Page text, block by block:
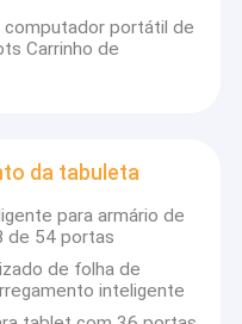
tabuleta
portátil de
Carrinho de
da tabuleta
para armário de
de 54 portas
de folha de
inteligente
de Shenzhen, com
internacionais de
cria um sistema de
inteligente de
indústria de